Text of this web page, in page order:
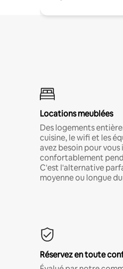
Locations meublées
Des logements
cuisine, le wifi et les
avez besoin pour
confortablement
C'est l'alternative
moyenne ou longue
Réservez en toute